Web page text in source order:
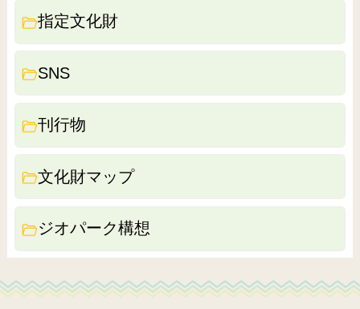
指定文化財
SNS
刊行物
文化財マップ
ジオパーク構想